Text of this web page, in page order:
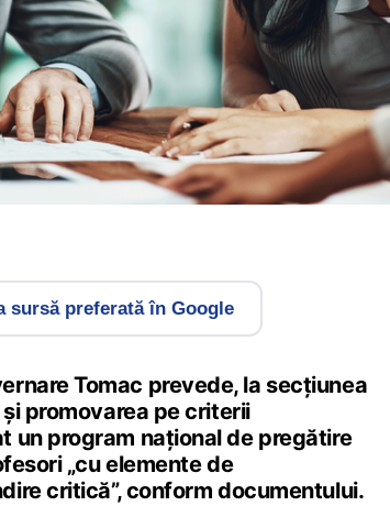
sursă preferată în Google
Tomac prevede, la secțiunea
promovarea pe criterii
un program național de pregătire
„cu elemente de
critică”, conform documentului.